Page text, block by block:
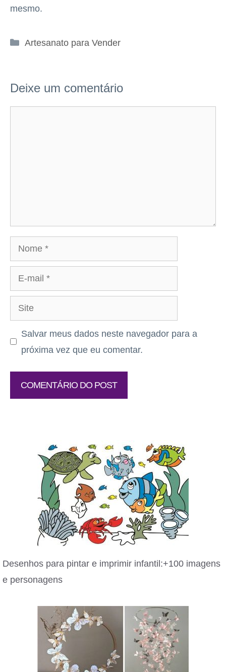
mesmo.
Categorias
Artesanato para Vender
Deixe um comentário
Nome
mail
Site
Salvar meus dados neste navegador para a
próxima vez que eu comentar.
Desenhos para pintar e imprimir infantil:+100 imagens
e personagens